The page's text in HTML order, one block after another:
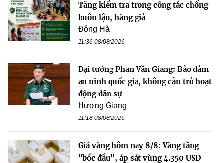
Tăng kiểm tra trong công tác chống
buôn lậu, hàng giả
Đông Hà
11:36 08/08/2026
Đại tướng Phan Văn Giang: Bảo đảm
an ninh quốc gia, không cản trở hoạt
động dân sự
Hương Giang
11:18 08/08/2026
Giá vàng hôm nay 8/8: Vàng tăng
"bốc đầu", áp sát vùng 4.350 USD